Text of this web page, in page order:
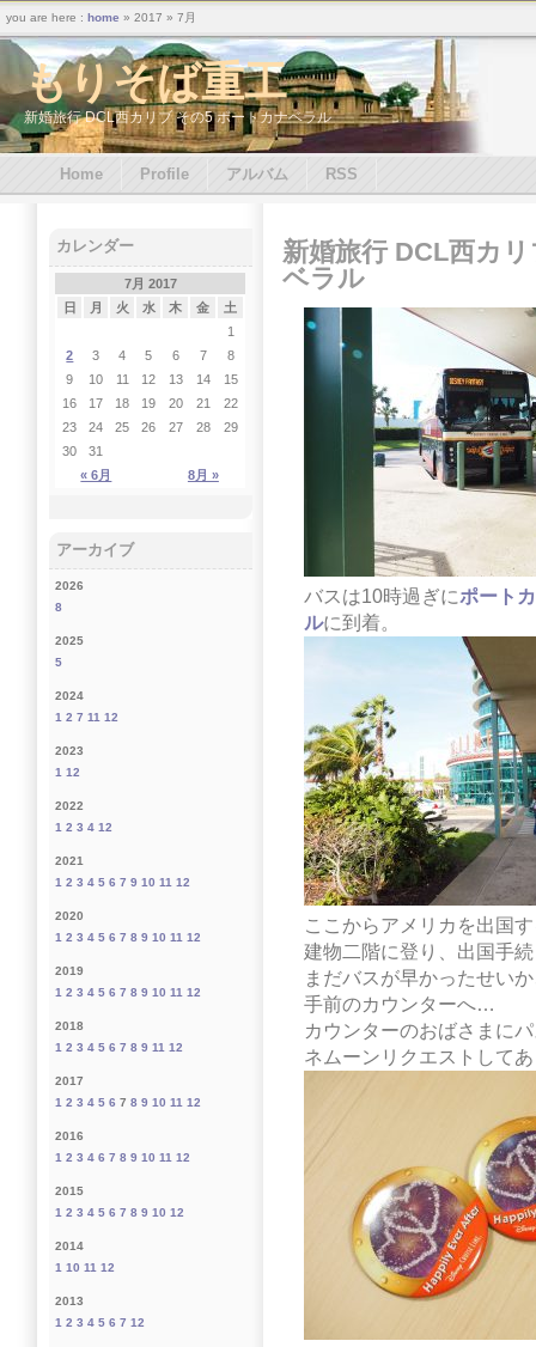
もりそば重工
新婚旅行 DCL西カリブ その5 ポートカナベラル
新婚旅行 DCL西カ
ベラル
バスは10時過ぎにポート
ルに到着。
ここからアメリカを出国
建物二階に登り、出国手
まだバスが早かったせい
手前のカウンターへ…
カウンターのおばさまに
ネムーンリクエストして
カレンダー
7月 2017
日
月 火 水 木 金 土
« 6月 8月 »
1
2
3 4 5 6 7
8
9
10 11 12 13 14
15
16
17 18 19 20 21
22
23
24 25 26 27 28
29
30
31
アーカイブ
2026
8
2025
5
2024
1 2 7 11 12
2023
1 12
2022
1 2 3 4 12
2021
1 2 3 4 5 6 7 9 10 11 12
2020
1 2 3 4 5 6 7 8 9 10 11 12
2019
1 2 3 4 5 6 7 8 9 10 11 12
2018
1 2 3 4 5 6 7 8 9 11 12
2017
1 2 3 4 5 6 7 8 9 10 11 12
2016
1 2 3 4 6 7 8 9 10 11 12
2015
1 2 3 4 5 6 7 8 9 10 12
2014
1 10 11 12
2013
1 2 3 4 5 6 7 12
Home Profile アルバム RSS
you are here : home » 2017 » 7月